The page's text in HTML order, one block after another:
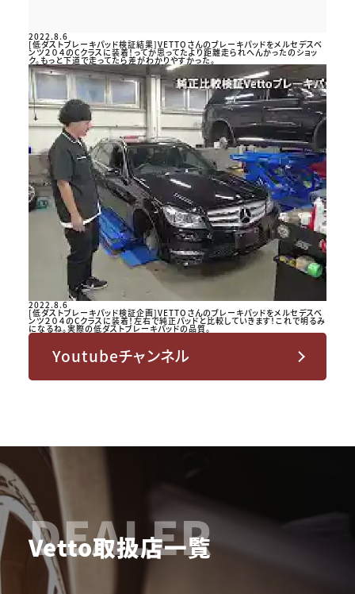
2022.8.6
[低ダストブレーキパッド検証結果]VETTOさんのブレーキパッドをメルセデスベ
ンツ２０４のCクラスに装着！ってか思ってたより距離走られへんかったのショッ
ク。もっと下道で走ってたら差がわかりやすかった。
2022.8.6
[低ダストブレーキパッド検証企画]VETTOさんのブレーキパッドをメルセデスベ
ンツ２０４のCクラスに装着！左右で純正パッドと比較していきます！これで明るみ
になるね。実際の低ダストブレーキパッドの品質。
Youtubeチャンネル
DEALER
Vetto取扱店一覧